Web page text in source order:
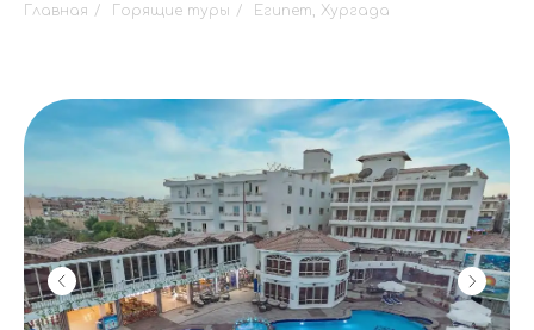
Главная / Горящие туры / Египет, Хургада